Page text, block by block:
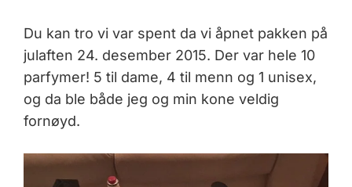
Du kan tro vi var spent da vi åpnet pakken på
julaften 24. desember 2015. Der var hele 10
parfymer! 5 til dame, 4 til menn og 1 unisex,
og da ble både jeg og min kone veldig
fornøyd.